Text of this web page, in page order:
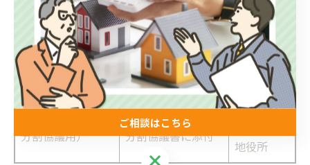
固定資産評価証明
不動産の評価額の
確認
所在地の
市区町村
役場
分割協議用）
実印の確認、遺産
分割協議書に添付
相続人の
地役所
ご相談はこちら
ご相談はこちら